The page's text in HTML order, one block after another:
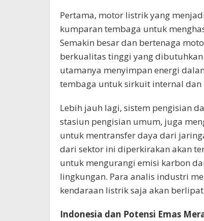
Pertama, motor listrik yang
kumparan tembaga untuk
Semakin besar dan bertenaga
berkualitas tinggi yang
utamanya menyimpan energi
tembaga untuk sirkuit internal dan
Lebih jauh lagi, sistem pengisian
stasiun pengisian umum, juga
untuk mentransfer daya dari
dari sektor ini diperkirakan akan
untuk mengurangi emisi karbon
lingkungan. Para analis industri
kendaraan listrik saja akan
Indonesia dan Potensi Emas